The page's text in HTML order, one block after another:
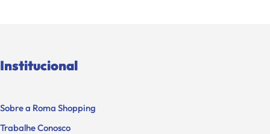
Institucional
Sobre a Roma Shopping
Trabalhe Conosco